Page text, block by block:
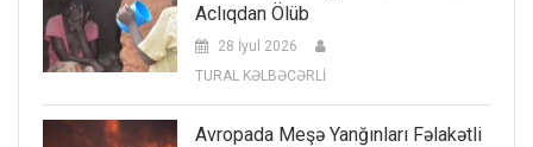
Aclıqdan Ölüb
28 İyul 2026
TURAL KƏLBƏCƏRLİ
Avropada Meşə Yanğınları Fəlakətli